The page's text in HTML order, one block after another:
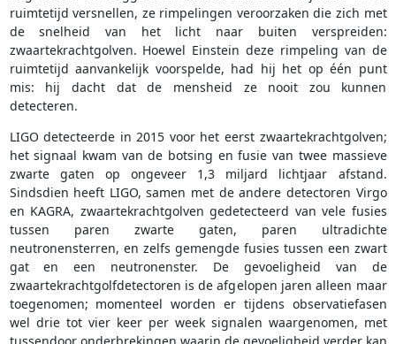
ruimtetijd versnellen, ze rimpelingen veroorzaken die zich met
de snelheid van het licht naar buiten verspreiden:
zwaartekrachtgolven. Hoewel Einstein deze rimpeling van de
ruimtetijd aanvankelijk voorspelde, had hij het op één punt
mis: hij dacht dat de mensheid ze nooit zou kunnen
detecteren.
LIGO detecteerde in 2015 voor het eerst zwaartekrachtgolven;
het signaal kwam van de botsing en fusie van twee massieve
zwarte gaten op ongeveer 1,3 miljard lichtjaar afstand.
Sindsdien heeft LIGO, samen met de andere detectoren Virgo
en KAGRA, zwaartekrachtgolven gedetecteerd van vele fusies
tussen paren zwarte gaten, paren ultradichte
neutronensterren, en zelfs gemengde fusies tussen een zwart
gat en een neutronenster. De gevoeligheid van de
zwaartekrachtgolfdetectoren is de afgelopen jaren alleen maar
toegenomen; momenteel worden er tijdens observatiefasen
wel drie tot vier keer per week signalen waargenomen, met